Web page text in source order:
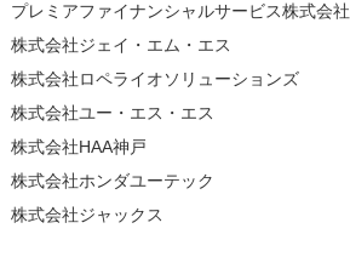
プレミアファイナンシャルサービス株式会社
株式会社ジェイ・エム・エス
株式会社ロペライオソリューションズ
株式会社ユー・エス・エス
株式会社HAA神戸
株式会社ホンダユーテック
株式会社ジャックス